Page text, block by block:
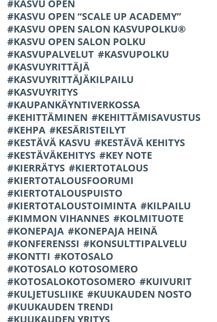
KASVU OPEN
KASVU OPEN “SCALE UP ACADEMY”
KASVU OPEN SALON KASVUPOLKU®
KASVU OPEN SALON POLKU
KASVUPALVELUT
KASVUPOLKU
KASVUYRITTÄJÄ
KASVUYRITTÄJÄKILPAILU
KASVUYRITYS
KAUPANKÄYNTIVERKOSSA
KEHITTÄMINEN
KEHITTÄMISAVUSTUS
KEHPA
KESÄRISTEILYT
KESTÄVÄ KASVU
KESTÄVÄ KEHITYS
KESTÄVÄKEHITYS
KEY NOTE
KIERRÄTYS
KIERTOTALOUS
KIERTOTALOUSFOORUMI
KIERTOTALOUSPUISTO
KIERTOTALOUSTOIMINTA
KILPAILU
KIMMON VIHANNES
KOLMITUOTE
KONEPAJA
KONEPAJA HEINÄ
KONFERENSSI
KONSULTTIPALVELU
KONTTI
KOTOSALO
KOTOSALO KOTOSOMERO
KOTOSALOKOTOSOMERO
KUIVURIT
KULJETUSLIIKE
KUUKAUDEN NOSTO
KUUKAUDEN TRENDI
KUUKAUDEN YRITYS